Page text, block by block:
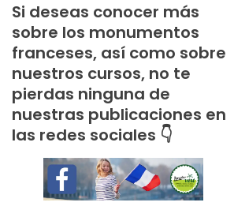
Si deseas conocer más
sobre los monumentos
franceses, así como sobre
nuestros cursos, no te
pierdas ninguna de
nuestras publicaciones en
las redes sociales 👇